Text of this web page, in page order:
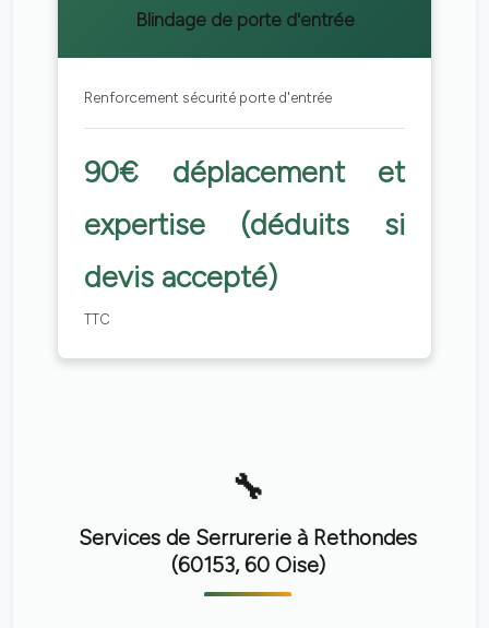
Blindage de porte d'entrée
Renforcement sécurité porte d'entrée
90€ déplacement et
expertise (déduits si
devis accepté)
TTC
Services de Serrurerie à Rethondes
(60153, 60 Oise)